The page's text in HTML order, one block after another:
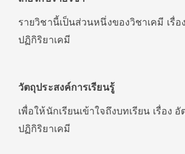
รายวิชานี้เป็นส่วนหนึ่งของวิชาเคมี เรื่อ
ปฏิกิริยาเคมี
วัตถุประสงค์การเรียนรู้
เพื่อให้นักเรียนเข้าใจถึงบทเรียน เรื่อง อั
ปฏิกิริยาเคมี